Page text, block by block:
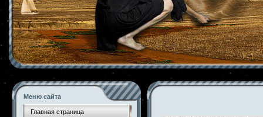
Меню сайта
Главная страница